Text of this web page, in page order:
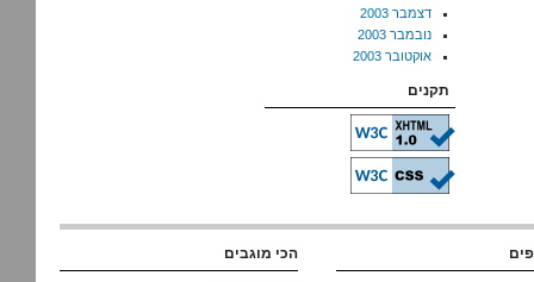
דצמבר 2003
נובמבר 2003
אוקטובר 2003
תקנים
הכי מוגבים